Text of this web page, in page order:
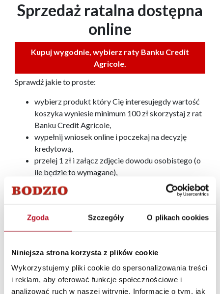
Zgoda Szczegóły O plikach cookies
Niniejsza strona korzysta z plików cookie
Wykorzystujemy pliki cookie do spersonalizowania treści
i reklam, aby oferować funkcje społecznościowe i
analizować ruch w naszej witrynie. Informacje o tym, jak
Sprzedaż ratalna dostępna
online
Kupuj wygodnie, wybierz raty Banku Credit
Agricole.
Sprawdź jakie to proste:
wybierz produkt który Cię interesujegdy wartość
koszyka wyniesie minimum 100 zł skorzystaj z rat
Banku Credit Agricole,
wypełnij wniosek online i poczekaj na decyzję
kredytową,
przelej 1 zł i załącz zdjęcie dowodu osobistego (o
ile będzie to wymagane),
potwierdź zawarcie umowy kodem z SMS,
umowę otrzymasz na swoją skrzynkę e-mail, a
wykonuje czynności faktyczne związane z zawarciem
Decyzję o udzieleniu kredytu podejmie bank na
podstawie analizy Twojej wiarygodności i zdolności